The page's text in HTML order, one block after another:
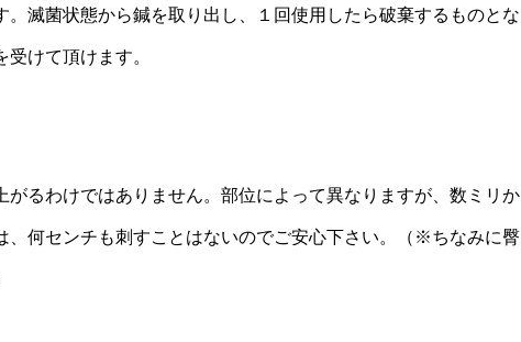
滅菌状態から鍼を取り出し、１回使用したら破棄するものとな
けて頂けます。
るわけではありません。部位によって異なりますが、数ミリか
、何センチも刺すことはないのでご安心下さい。（※ちなみに臀